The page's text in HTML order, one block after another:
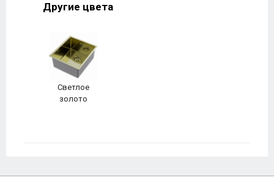
Другие цвета
Светлое
золото